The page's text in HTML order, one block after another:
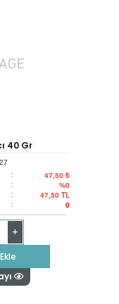
40 Gr
: 47,50 ₺
: %0
: 47,50 TL
: 0
+